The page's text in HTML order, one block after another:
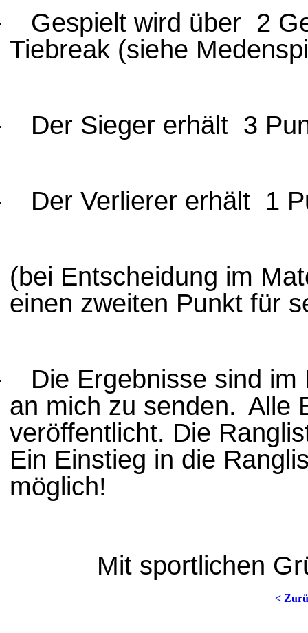
Gespielt wird über 2
Tiebreak (siehe
Der Sieger erhält 3
Der Verlierer erhält 1
(bei Entscheidung im
einen zweiten Punkt für
Die Ergebnisse sind
an mich zu senden. Alle
veröffentlicht. Die
Ein Einstieg in die
möglich!
Mit sportlichen
<